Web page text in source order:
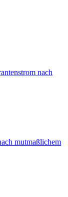
nach
mutmaßlichem